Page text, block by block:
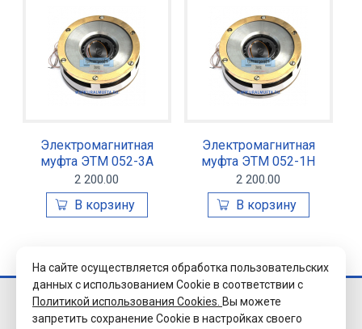
Электромагнитная
муфта ЭТМ 052-3А
2 200.00
Электромагнитная
муфта ЭТМ 052-1Н
2 200.00
© 2026 Завод
«Уралэлектромуфта»
На сайте осуществляется обработка пользовательских
данных с использованием Cookie в соответствии с
Политикой использования Cookies. Вы можете
запретить сохранение Cookie в настройках своего